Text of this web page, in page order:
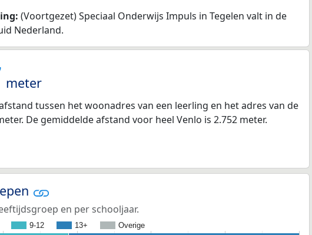
(Voortgezet) Speciaal Onderwijs Impuls in Tegelen valt in de
Nederland.
meter
tussen het woonadres van een leerling en het adres van de
De gemiddelde afstand voor heel Venlo is 2.752 meter.
en per schooljaar.
9-12 13+ Overige